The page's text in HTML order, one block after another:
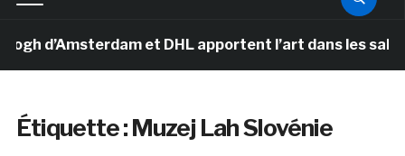
d’Amsterdam et DHL apportent l’art dans les salles
Étiquette :Muzej Lah Slovénie